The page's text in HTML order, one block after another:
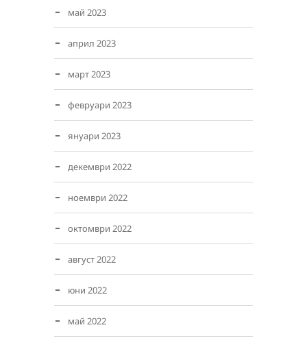
май 2023
април 2023
март 2023
февруари 2023
януари 2023
декември 2022
ноември 2022
октомври 2022
август 2022
юни 2022
май 2022